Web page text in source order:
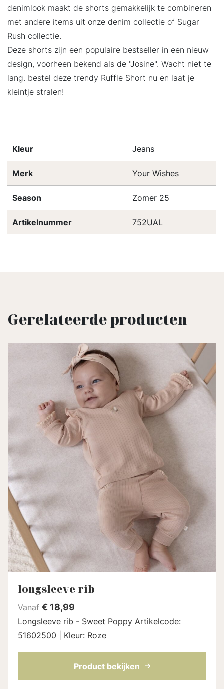
denimlook maakt de shorts gemakkelijk te combineren
met andere items uit onze denim collectie of Sugar
Rush collectie.
Deze shorts zijn een populaire bestseller in een nieuw
design, voorheen bekend als de "Josine". Wacht niet te
lang. bestel deze trendy Ruffle Short nu en laat je
kleintje stralen!
Kleur Jeans
Merk Your Wishes
Season Zomer 25
Artikelnummer 752UAL
Gerelateerde producten
longsleeve rib
Vanaf € 18,99
Longsleeve rib - Sweet Poppy Artikelcode:
51602500 | Kleur: Roze
Product bekijken